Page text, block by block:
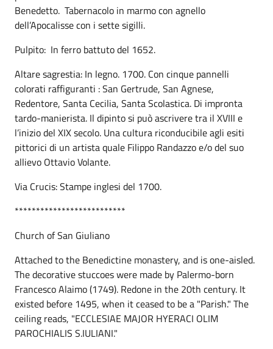
Benedetto. Tabernacolo in marmo con agnello
dell’Apocalisse con i sette sigilli.
Pulpito: In ferro battuto del 1652.
Altare sagrestia: In legno. 1700. Con cinque pannelli
colorati raffiguranti : San Gertrude, San Agnese,
Redentore, Santa Cecilia, Santa Scolastica. Di impronta
tardo-manierista. Il dipinto si può ascrivere tra il XVIII e
l’inizio del XIX secolo. Una cultura riconducibile agli esiti
pittorici di un artista quale Filippo Randazzo e/o del suo
allievo Ottavio Volante.
Via Crucis: Stampe inglesi del 1700.
**************************
Church of San Giuliano
Attached to the Benedictine monastery, and is one-aisled.
The decorative stuccoes were made by Palermo-born
Francesco Alaimo (1749). Redone in the 20th century. It
existed before 1495, when it ceased to be a "Parish." The
ceiling reads, "ECCLESIAE MAJOR HYERACI OLIM
PAROCHIALIS S.IULIANI."